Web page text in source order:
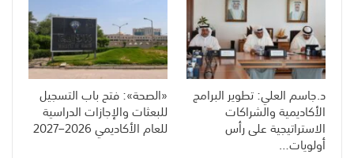
د.جاسم العلي: تطوير البرامج
الأكاديمية والشراكات
الاستراتيجية على رأس
أولويات…
«الصحة»: فتح باب التسجيل
للبعثات والإجازات الدراسية
للعام الأكاديمي 2026–2027